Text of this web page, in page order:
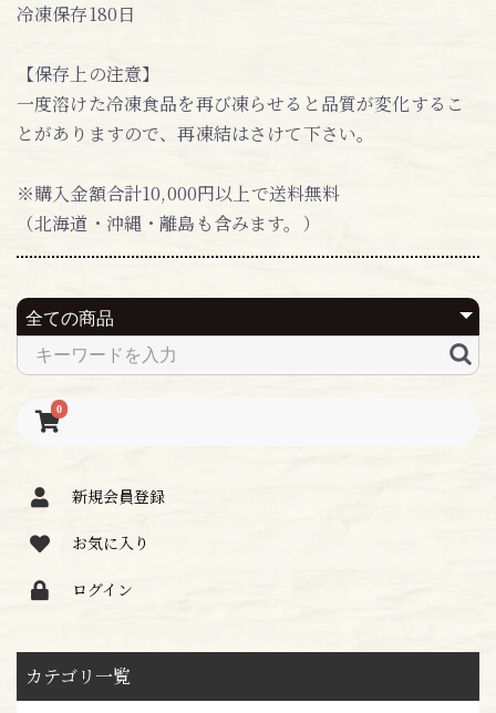
0
新規会員登録
お気に入り
ログイン
カテゴリ一覧
冷凍保存180日
【保存上の注意】
一度溶けた冷凍食品を再び凍らせると品質が変化するこ
とがありますので、再凍結はさけて下さい。
※購入金額合計10,000円以上で送料無料
（北海道・沖縄・離島も含みます。）